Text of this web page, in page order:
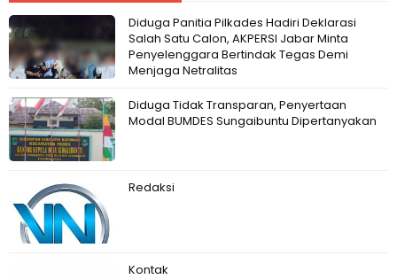
Diduga Panitia Pilkades Hadiri Deklarasi
Salah Satu Calon, AKPERSI Jabar Minta
Penyelenggara Bertindak Tegas Demi
Menjaga Netralitas
Diduga Tidak Transparan, Penyertaan
Modal BUMDES Sungaibuntu Dipertanyakan
Redaksi
Kontak